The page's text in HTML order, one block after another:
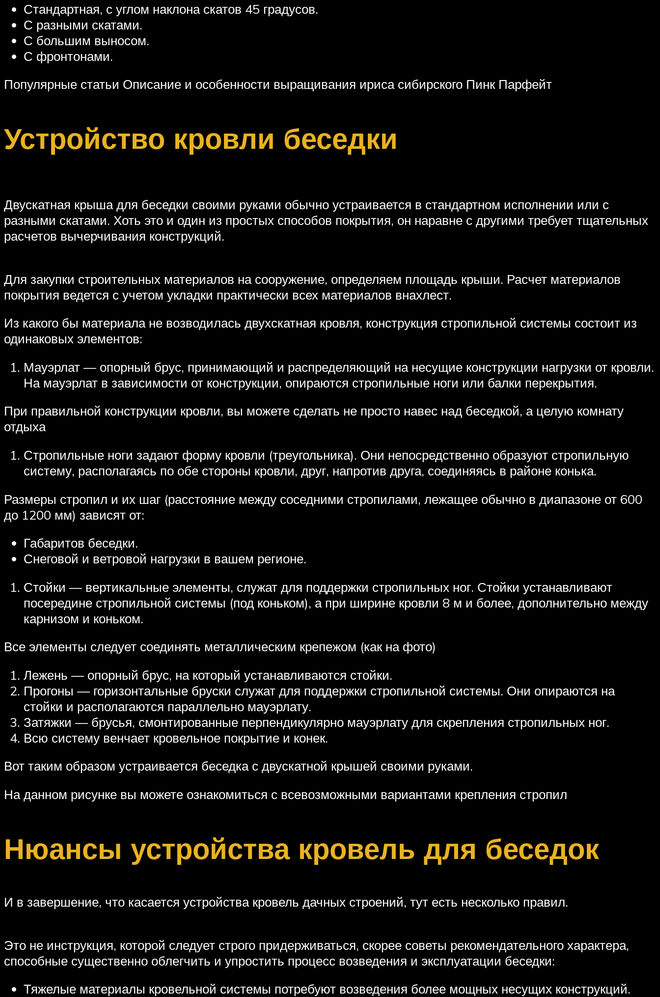
Стандартная, с углом наклона скатов 45 градусов.
С разными скатами.
С большим выносом.
С фронтонами.
Популярные статьи Описание и особенности выращивания ириса сибирского Пинк Парфейт
Устройство кровли беседки
Двускатная крыша для беседки своими руками обычно устраивается в стандартном исполнении или с
разными скатами. Хоть это и один из простых способов покрытия, он наравне с другими требует тщательных
расчетов вычерчивания конструкций.
Для закупки строительных материалов на сооружение, определяем площадь крыши. Расчет материалов
покрытия ведется с учетом укладки практически всех материалов внахлест.
Из какого бы материала не возводилась двухскатная кровля, конструкция стропильной системы состоит из
одинаковых элементов:
Мауэрлат — опорный брус, принимающий и распределяющий на несущие конструкции нагрузки от кровли.
На мауэрлат в зависимости от конструкции, опираются стропильные ноги или балки перекрытия.
При правильной конструкции кровли, вы можете сделать не просто навес над беседкой, а целую комнату
отдыха
Стропильные ноги задают форму кровли (треугольника). Они непосредственно образуют стропильную
систему, располагаясь по обе стороны кровли, друг, напротив друга, соединяясь в районе конька.
Размеры стропил и их шаг (расстояние между соседними стропилами, лежащее обычно в диапазоне от 600
до 1200 мм) зависят от:
Габаритов беседки.
Снеговой и ветровой нагрузки в вашем регионе.
Стойки — вертикальные элементы, служат для поддержки стропильных ног. Стойки устанавливают
посередине стропильной системы (под коньком), а при ширине кровли 8 м и более, дополнительно между
карнизом и коньком.
Все элементы следует соединять металлическим крепежом (как на фото)
Лежень — опорный брус, на который устанавливаются стойки.
Прогоны — горизонтальные бруски служат для поддержки стропильной системы. Они опираются на
стойки и располагаются параллельно мауэрлату.
Затяжки — брусья, смонтированные перпендикулярно мауэрлату для скрепления стропильных ног.
Всю систему венчает кровельное покрытие и конек.
Вот таким образом устраивается беседка с двускатной крышей своими руками.
На данном рисунке вы можете ознакомиться с всевозможными вариантами крепления стропил
Нюансы устройства кровель для беседок
И в завершение, что касается устройства кровель дачных строений, тут есть несколько правил.
Это не инструкция, которой следует строго придерживаться, скорее советы рекомендательного характера,
способные существенно облегчить и упростить процесс возведения и эксплуатации беседки:
Тяжелые материалы кровельной системы потребуют возведения более мощных несущих конструкций.